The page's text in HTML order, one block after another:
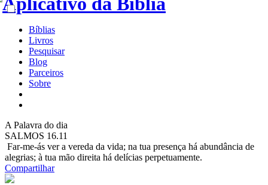
Bíblias
Livros
Pesquisar
Blog
Parceiros
Sobre
A Palavra do dia
SALMOS 16.11
Far-me-ás ver a vereda da vida; na tua presença há abundância de
alegrias; à tua mão direita há delícias perpetuamente.
Compartilhar